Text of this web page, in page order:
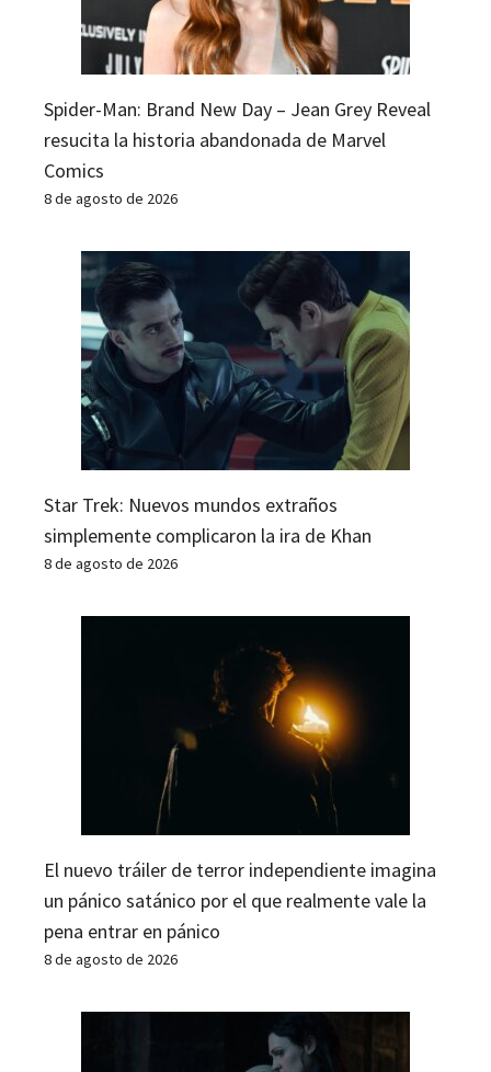
Spider-Man: Brand New Day – Jean Grey Reveal
resucita la historia abandonada de Marvel
Comics
8 de agosto de 2026
Star Trek: Nuevos mundos extraños
simplemente complicaron la ira de Khan
8 de agosto de 2026
El nuevo tráiler de terror independiente imagina
un pánico satánico por el que realmente vale la
pena entrar en pánico
8 de agosto de 2026